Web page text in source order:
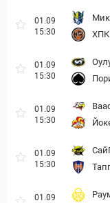
01.09
15:30
01.09
15:30
01.09
15:30
01.09
15:30
01.09